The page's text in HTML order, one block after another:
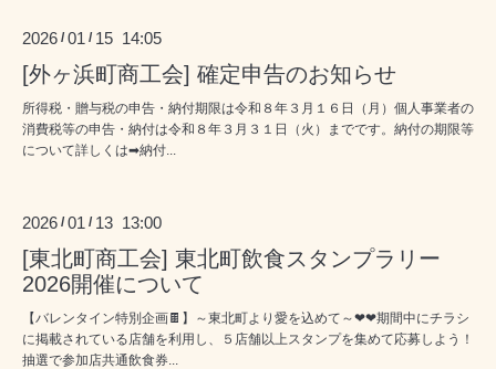
2026 /01 / 15 14:05
[外ヶ浜町商工会] 確定申告のお知らせ
所得税・贈与税の申告・納付期限は令和８年３月１６日（月）個人事業者の
消費税等の申告・納付は令和８年３月３１日（火）までです。納付の期限等
について詳しくは➡納付...
2026 /01 / 13 13:00
[東北町商工会] 東北町飲食スタンプラリー
2026開催について
【バレンタイン特別企画🍫】～東北町より愛を込めて～❤❤期間中にチラシ
に掲載されている店舗を利用し、５店舗以上スタンプを集めて応募しよう！
抽選で参加店共通飲食券...